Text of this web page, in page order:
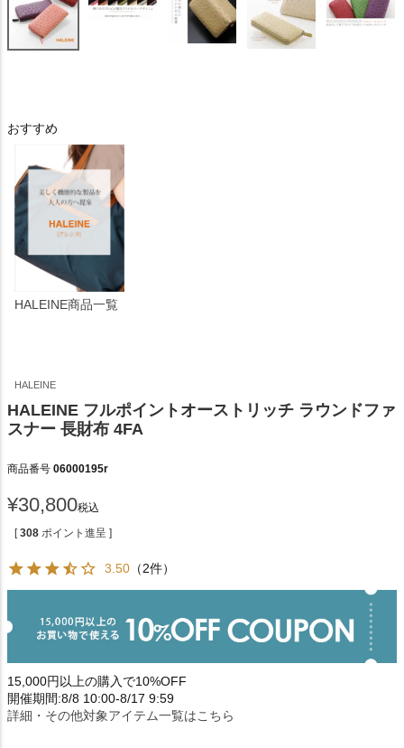
おすすめ
HALEINE商品一覧
HALEINE
HALEINE フルポイントオーストリッチ ラウンドファ
スナー 長財布 4FA
商品番号 06000195r
¥30,800税込
[ 308 ポイント進呈 ]
3.50 （2件）
15,000円以上の購入で10%OFF
開催期間:8/8 10:00-8/17 9:59
詳細・その他対象アイテム一覧はこちら